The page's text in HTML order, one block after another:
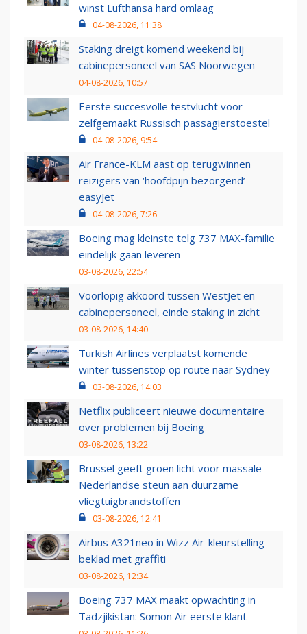
winst Lufthansa hard omlaag
04-08-2026, 11:38
Staking dreigt komend weekend bij
cabinepersoneel van SAS Noorwegen
04-08-2026, 10:57
Eerste succesvolle testvlucht voor
zelfgemaakt Russisch passagierstoestel
04-08-2026, 9:54
Air France-KLM aast op terugwinnen
reizigers van ‘hoofdpijn bezorgend’
easyJet
04-08-2026, 7:26
Boeing mag kleinste telg 737 MAX-familie
eindelijk gaan leveren
03-08-2026, 22:54
Voorlopig akkoord tussen WestJet en
cabinepersoneel, einde staking in zicht
03-08-2026, 14:40
Turkish Airlines verplaatst komende
winter tussenstop op route naar Sydney
03-08-2026, 14:03
Netflix publiceert nieuwe documentaire
over problemen bij Boeing
03-08-2026, 13:22
Brussel geeft groen licht voor massale
Nederlandse steun aan duurzame
vliegtuigbrandstoffen
03-08-2026, 12:41
Airbus A321neo in Wizz Air-kleurstelling
beklad met graffiti
03-08-2026, 12:34
Boeing 737 MAX maakt opwachting in
Tadzjikistan: Somon Air eerste klant